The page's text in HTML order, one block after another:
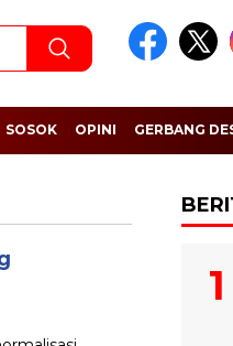
SOSOK OPINI GERBANG